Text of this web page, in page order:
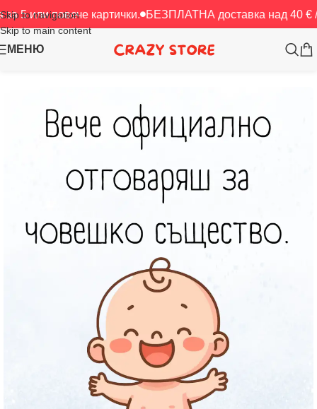
Skip to navigation
Skip to main content
картички. БЕЗПЛАТНА доставка над 40 € / 78.23
МЕНЮ